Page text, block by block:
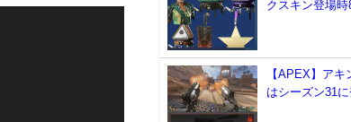
クスキン登場
【APEX】ア
はシーズン31に